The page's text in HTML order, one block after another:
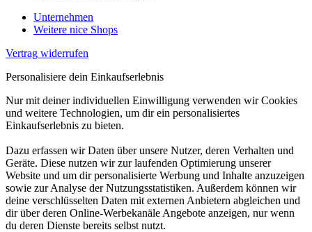
Unternehmen
Weitere nice Shops
Vertrag widerrufen
Personalisiere dein Einkaufserlebnis
Nur mit deiner individuellen Einwilligung verwenden wir Cookies
und weitere Technologien, um dir ein personalisiertes
Einkaufserlebnis zu bieten.
Dazu erfassen wir Daten über unsere Nutzer, deren Verhalten und
Geräte. Diese nutzen wir zur laufenden Optimierung unserer
Website und um dir personalisierte Werbung und Inhalte anzuzeigen
sowie zur Analyse der Nutzungsstatistiken. Außerdem können wir
deine verschlüsselten Daten mit externen Anbietern abgleichen und
dir über deren Online-Werbekanäle Angebote anzeigen, nur wenn
du deren Dienste bereits selbst nutzt.